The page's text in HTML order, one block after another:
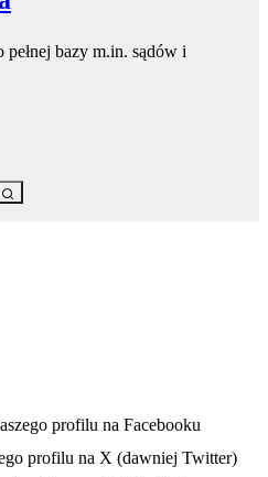
bazy m.in. sądów i
w nowej karcieprofilu na Facebooku
profilu na X (dawniej Twitter)